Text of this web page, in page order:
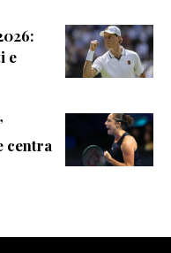
e
centra